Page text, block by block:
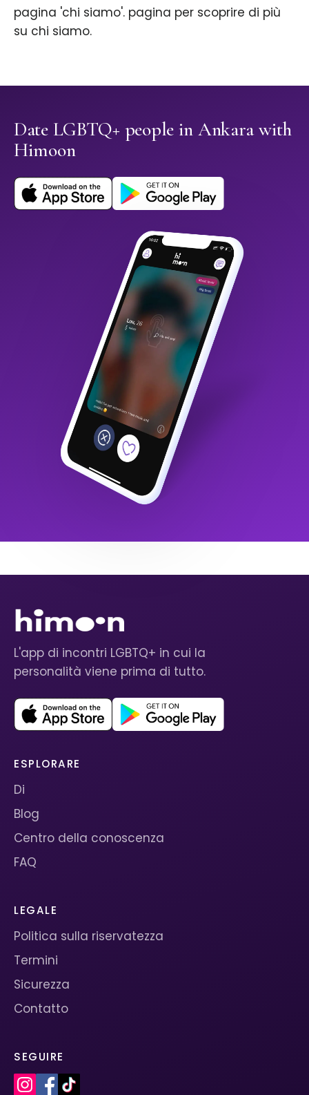
pagina 'chi siamo'. pagina per scoprire di più
su chi siamo.
Date LGBTQ+ people in Ankara with
Himoon
L'app di incontri LGBTQ+ in cui la
personalità viene prima di tutto.
ESPLORARE
Di
Blog
Centro della conoscenza
FAQ
LEGALE
Politica sulla riservatezza
Termini
Sicurezza
Contatto
SEGUIRE